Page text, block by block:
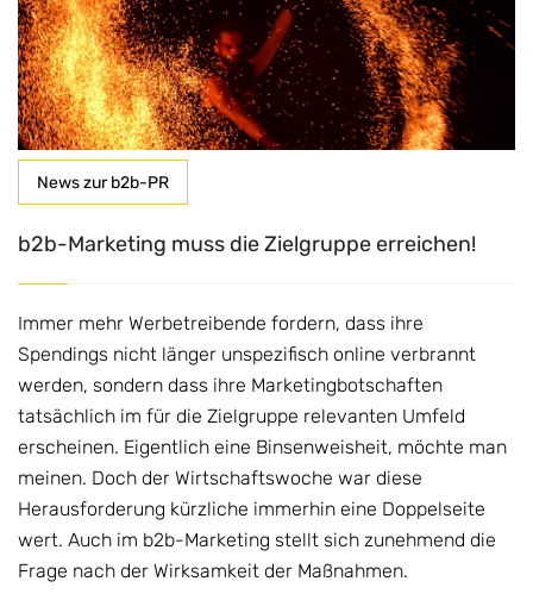
News zur b2b-PR
b2b-Marketing muss die Zielgruppe erreichen!
Immer mehr Werbetreibende fordern, dass ihre
Spendings nicht länger unspezifisch online verbrannt
werden, sondern dass ihre Marketingbotschaften
tatsächlich im für die Zielgruppe relevanten Umfeld
erscheinen. Eigentlich eine Binsenweisheit, möchte man
meinen. Doch der Wirtschaftswoche war diese
Herausforderung kürzliche immerhin eine Doppelseite
wert. Auch im b2b-Marketing stellt sich zunehmend die
Frage nach der Wirksamkeit der Maßnahmen.